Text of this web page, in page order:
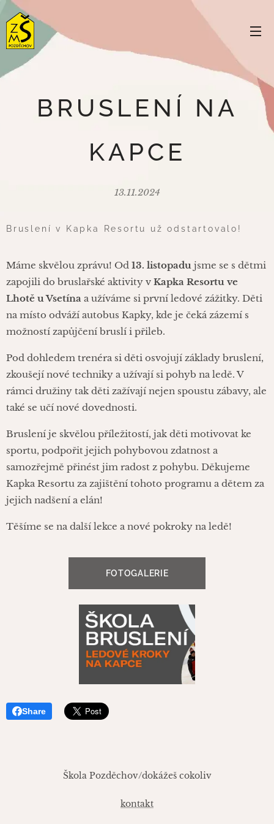
BRUSLENÍ NA
KAPCE
13.11.2024
Bruslení v Kapka Resortu už odstartovalo! ❄️
Máme skvělou zprávu! Od 13. listopadu jsme se s dětmi
zapojili do bruslařské aktivity v Kapka Resortu ve
Lhotě u Vsetína a užíváme si první ledové zážitky. Děti
na místo odváží autobus Kapky, kde je čeká zázemí s
možností zapůjčení bruslí i přileb.
Pod dohledem trenéra si děti osvojují základy bruslení,
zkoušejí nové techniky a užívají si pohyb na ledě. V
rámci družiny tak děti zažívají nejen spoustu zábavy, ale
také se učí nové dovednosti.
Bruslení je skvělou příležitostí, jak děti motivovat ke
sportu, podpořit jejich pohybovou zdatnost a
samozřejmě přinést jim radost z pohybu. Děkujeme
Kapka Resortu za zajištění tohoto programu a dětem za
jejich nadšení a elán! 🎉
Těšíme se na další lekce a nové pokroky na ledě! 😊
FOTOGALERIE
Share
Škola Pozděchov/dokážeš cokoliv
kontakt